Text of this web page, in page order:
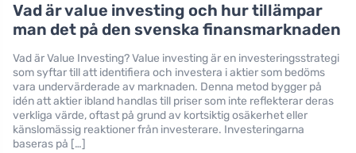
Vad är value investing och hur tillämpar
man det på den svenska finansmarknaden
Vad är Value Investing? Value investing är en investeringsstrategi
som syftar till att identifiera och investera i aktier som bedöms
vara undervärderade av marknaden. Denna metod bygger på
idén att aktier ibland handlas till priser som inte reflekterar deras
verkliga värde, oftast på grund av kortsiktig osäkerhet eller
känslomässig reaktioner från investerare. Investeringarna
baseras på […]